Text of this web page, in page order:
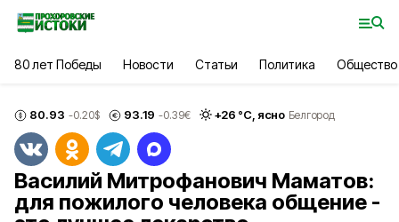
80 лет Победы Новости Статьи Политика Общество
80.93 -0.20$ 93.19 -0.39€ +26 °С, ясно Белгород
Василий Митрофанович Маматов:
для пожилого человека общение -